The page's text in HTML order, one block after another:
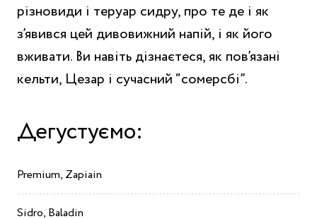
різновиди і теруар сидру, про те де і як
з’явився цей дивовижний напій, і як його
вживати. Ви навіть дізнаєтеся, як пов’язані
кельти, Цезар і сучасний “сомерсбі”.
Дегустуємо:
Premium, Zapiain
Sidro, Baladin